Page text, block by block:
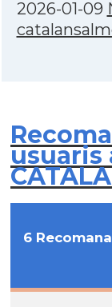
2026-01-09
usuaris
6